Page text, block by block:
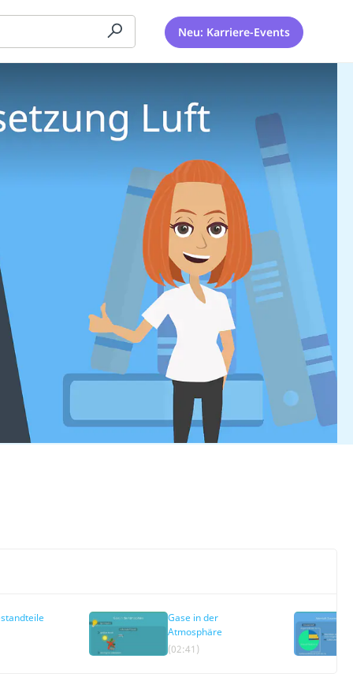
Neu: Karriere-Events
Gase in der
Atmosphäre
(02:41)